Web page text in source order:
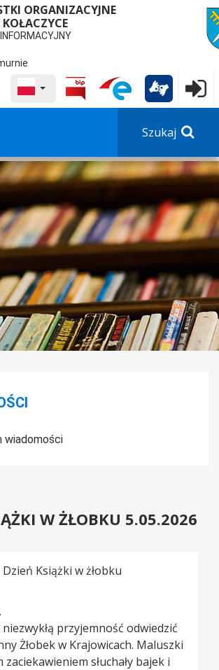
ORGANIZACYJNE
WYBRANY JĘZYK POLSKA
Szukaj
ułatwień dostępu
wiadomości
W ŻŁOBKU 5.05.2026
Dzień Książki w żłobku
niezwykłą przyjemność odwiedzić
Żłobek w Krajowicach. Maluszki
słuchały bajek i